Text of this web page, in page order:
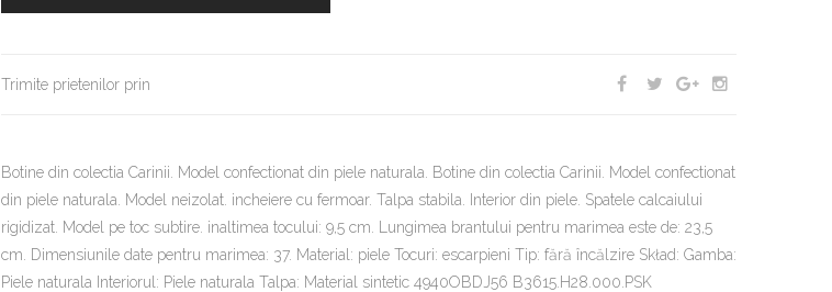
Trimite prietenilor prin
Botine din colectia Carinii. Model confectionat din piele naturala. Botine din colectia Carinii. Model confectionat
din piele naturala. Model neizolat. incheiere cu fermoar. Talpa stabila. Interior din piele. Spatele calcaiului
rigidizat. Model pe toc subtire. inaltimea tocului: 9,5 cm. Lungimea brantului pentru marimea este de: 23,5
cm. Dimensiunile date pentru marimea: 37. Material: piele Tocuri: escarpieni Tip: fără încălzire Skład: Gamba:
Piele naturala Interiorul: Piele naturala Talpa: Material sintetic 4940OBDJ56 B3615.H28.000.PSK